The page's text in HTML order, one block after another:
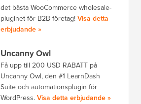
det bästa WooCommerce wholesale-
pluginet för B2B-företag!Visa detta
erbjudande »
Uncanny Owl
Få upp till 200 USD RABATT på
Uncanny Owl, den #1 LearnDash
Suite och automationsplugin för
WordPress.Visa detta erbjudande »